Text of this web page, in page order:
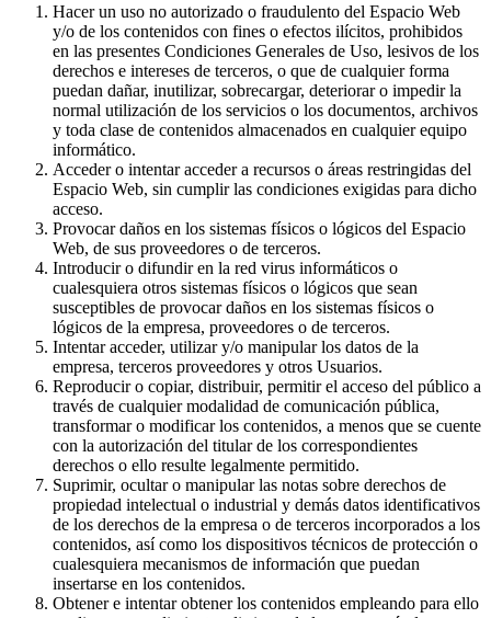
Hacer un uso no autorizado o fraudulento del Espacio Web
y/o de los contenidos con fines o efectos ilícitos, prohibidos
en las presentes Condiciones Generales de Uso, lesivos de los
derechos e intereses de terceros, o que de cualquier forma
puedan dañar, inutilizar, sobrecargar, deteriorar o impedir la
normal utilización de los servicios o los documentos, archivos
y toda clase de contenidos almacenados en cualquier equipo
informático.
Acceder o intentar acceder a recursos o áreas restringidas del
Espacio Web, sin cumplir las condiciones exigidas para dicho
acceso.
Provocar daños en los sistemas físicos o lógicos del Espacio
Web, de sus proveedores o de terceros.
Introducir o difundir en la red virus informáticos o
cualesquiera otros sistemas físicos o lógicos que sean
susceptibles de provocar daños en los sistemas físicos o
lógicos de la empresa, proveedores o de terceros.
Intentar acceder, utilizar y/o manipular los datos de la
empresa, terceros proveedores y otros Usuarios.
Reproducir o copiar, distribuir, permitir el acceso del público a
través de cualquier modalidad de comunicación pública,
transformar o modificar los contenidos, a menos que se cuente
con la autorización del titular de los correspondientes
derechos o ello resulte legalmente permitido.
Suprimir, ocultar o manipular las notas sobre derechos de
propiedad intelectual o industrial y demás datos identificativos
de los derechos de la empresa o de terceros incorporados a los
contenidos, así como los dispositivos técnicos de protección o
cualesquiera mecanismos de información que puedan
insertarse en los contenidos.
Obtener e intentar obtener los contenidos empleando para ello